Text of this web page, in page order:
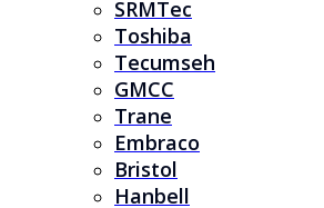
SRMTec
Toshiba
Tecumseh
GMCC
Trane
Embraco
Bristol
Hanbell